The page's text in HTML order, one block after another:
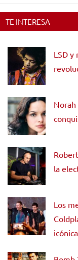
TE INTERESA
LSD y
Norah
la
Los